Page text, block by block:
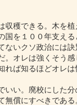
穫できる。木を
国を１００年支え
ないクソ政治には
。オレは強くそう
れば知るほどオレ
い。廃校にした
無償にすべきであ